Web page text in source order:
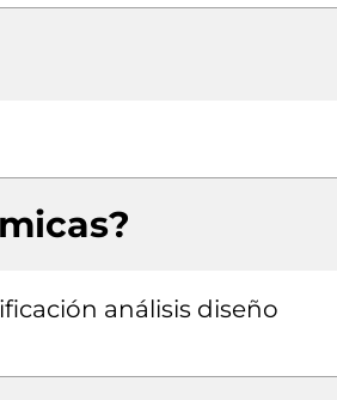
análisis diseño